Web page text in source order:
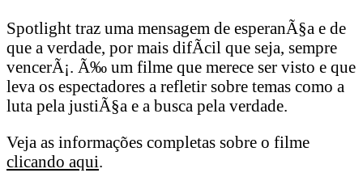
Spotlight traz uma mensagem de esperanÃ§a e de
que a verdade, por mais difÃ­cil que seja, sempre
vencerÃ¡. Ã‰ um filme que merece ser visto e que
leva os espectadores a refletir sobre temas como a
luta pela justiÃ§a e a busca pela verdade.
Veja as informações completas sobre o filme
clicando aqui.